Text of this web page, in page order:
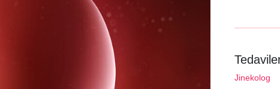
Jinekolog